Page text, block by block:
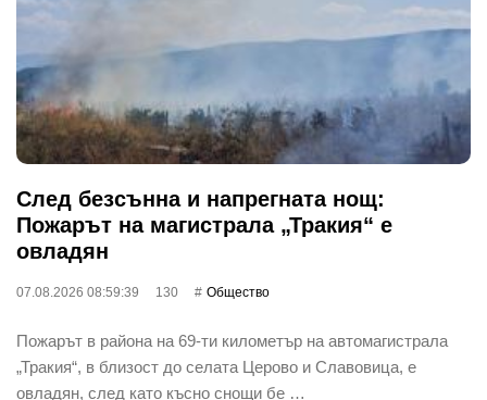
След безсънна и напрегната нощ:
Пожарът на магистрала „Тракия“ е
овладян
07.08.2026 08:59:39 130 Общество
Пожарът в района на 69-ти километър на автомагистрала
„Тракия“, в близост до селата Церово и Славовица, е
овладян, след като късно снощи бе …